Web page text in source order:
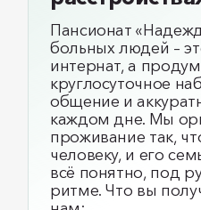
Пансионат
больных людей –
интернат, а
круглосуточное
общение и
каждом дне. Мы
проживание так,
человеку, и его
всё понятно, под
ритме. Что вы